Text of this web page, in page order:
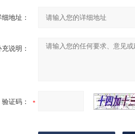
细地址：
充说明：
验证码：